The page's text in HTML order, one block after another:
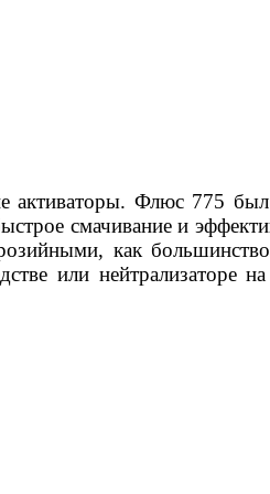
Флюс 775 был
смачивание и
как
или нейтрализаторе на